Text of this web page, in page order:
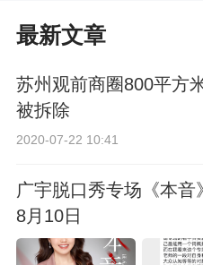
最新文章
苏州观前商圈800平方
被拆除
2020-07-22 10:41
广宇脱口秀专场《本音
8月10日